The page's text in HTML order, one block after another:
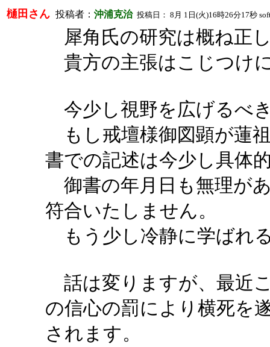
樋田さん 投稿者： 沖浦克治 投稿日： 8月 1日(火)16時26分17秒
犀角氏の研究は概ね正
貴方の主張はこじつけ
今少し視野を広げるべ
もし戒壇様御図顕が蓮
書での記述は今少し具体
御書の年月日も無理が
符合いたしません。
もう少し冷静に学ばれ
話は変りますが、最近
の信心の罰により横死を
されます。